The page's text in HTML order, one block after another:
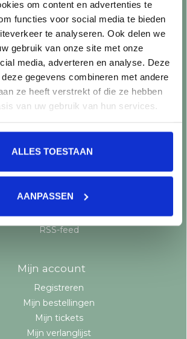
om content en advertenties te
functies voor social media te bieden
te analyseren. Ook delen we
gebruik van onze site met onze
media, adverteren en analyse. Deze
gegevens combineren met andere
ze heeft verstrekt of die ze hebben
van uw gebruik van hun services.
ALLES TOESTAAN
AANPASSEN
Mix & Match
Klantenservice
Veelgestelde vragen
Over TegelStore.nl
Contact
Algemene voorwaarden
Privacy Policy
Producten
Alle producten
Nieuwe producten
Merken
Tags
RSS-feed
Mijn account
Registreren
Mijn bestellingen
Mijn tickets
Mijn verlanglijst